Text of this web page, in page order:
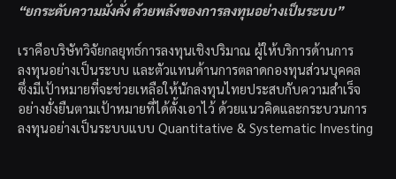
“ยกระดับความมั่งคั่ง ด้วยพลังของการลงทุนอย่างเป็นระบบ”
เราคือบริษัทวิจัยกลยุทธ์การลงทุนเชิงปริมาณ ผู้ให้บริการด้านการ
ลงทุนอย่างเป็นระบบ และตัวแทนด้านการตลาดกองทุนส่วนบุคคล
ซึ่งมีเป้าหมายที่จะช่วยเหลือให้นักลงทุนไทยประสบกับความสำเร็จ
อย่างยั่งยืนตามเป้าหมายที่ได้ตั้งเอาไว้ ด้วยแนวคิดและกระบวนการ
ลงทุนอย่างเป็นระบบแบบ Quantitative & Systematic Investing